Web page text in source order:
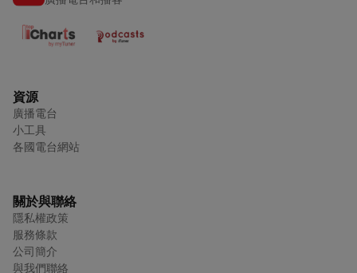
資源
廣播電台
小工具
各國電台網站
關於與聯絡
隱私權政策
服務條款
公司簡介
與我們聯絡